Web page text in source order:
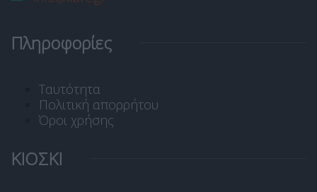
Πληροφορίες
Ταυτότητα
Πολιτική απορρήτου
Όροι χρήσης
ΚΙΟΣΚΙ